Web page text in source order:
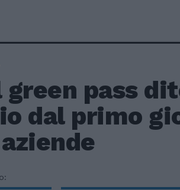
green pass
dal primo